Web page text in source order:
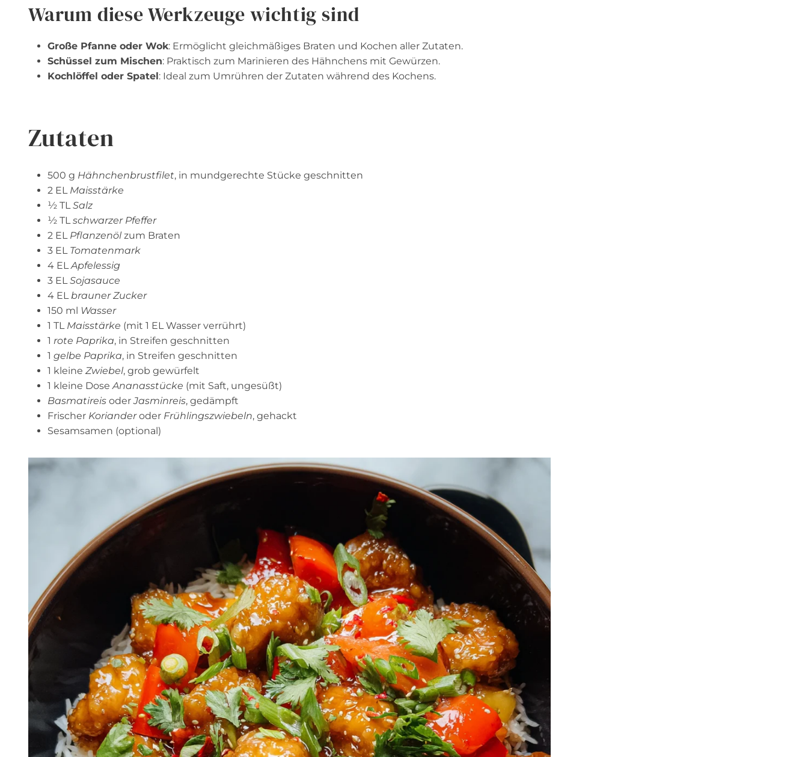
Warum diese Werkzeuge wichtig sind
Große Pfanne oder Wok: Ermöglicht gleichmäßiges Braten und Kochen aller Zutaten.
Schüssel zum Mischen: Praktisch zum Marinieren des Hähnchens mit Gewürzen.
Kochlöffel oder Spatel : Ideal zum Umrühren der Zutaten während des Kochens.
Zutaten
500 g Hähnchenbrustfilet, in mundgerechte Stücke geschnitten
2 EL Maisstärke
½ TLSalz
½ TLschwarzer Pfeffer
2 EL Pflanzenölzum Braten
3 EL Tomatenmark
4 ELApfelessig
3 ELSojasauce
4 ELbrauner Zucker
150 ml Wasser
1 TL Maisstärke (mit 1 EL Wasser verrührt)
1 rote Paprika, in Streifen geschnitten
1 gelbe Paprika, in Streifen geschnitten
1 kleine Zwiebel, grob gewürfelt
1 kleine DoseAnanasstücke (mit Saft, ungesüßt)
Basmatireis oderJasminreis, gedämpft
Frischer Korianderoder Frühlingszwiebeln, gehackt
Sesamsamen (optional)